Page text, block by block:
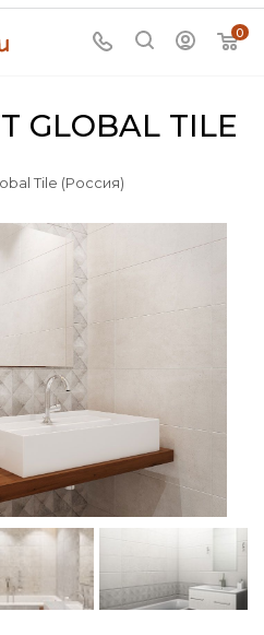
0
GLOBAL TILE
Tile (Россия)